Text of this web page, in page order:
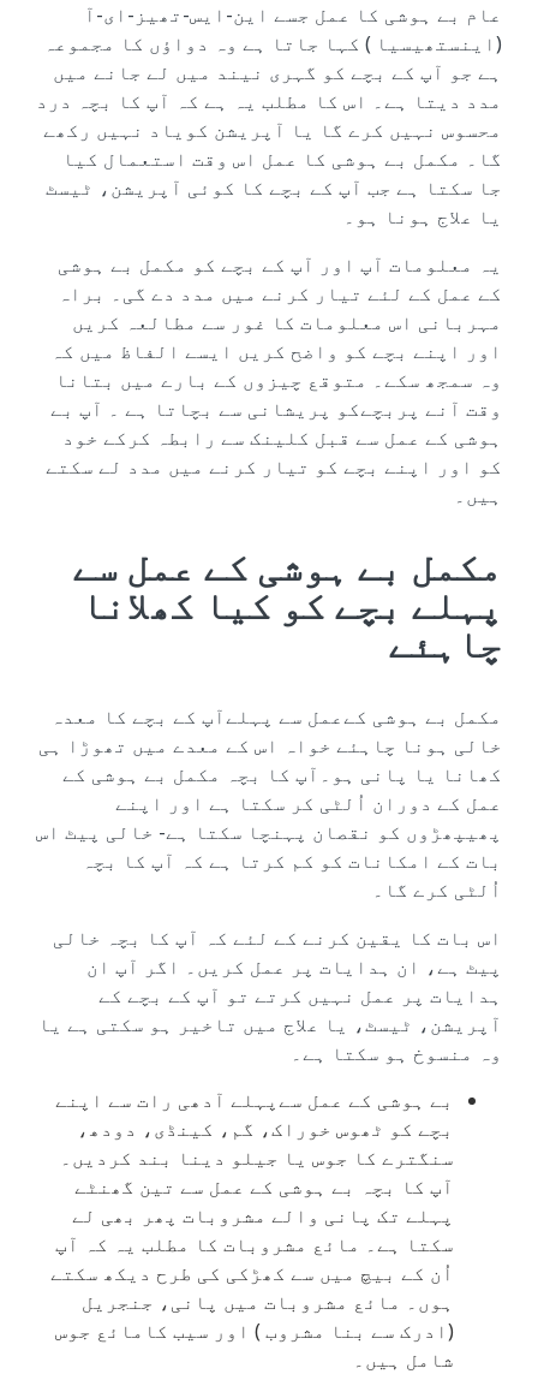
عام بے ہوشی کا عمل جسے این-ایس-تھیز-ای-آ
(اینستھیسیا ) کہا جاتا ہے وہ دواؤں کا مجموعہ
ہے جو آپ کے بچے کو گہری نیند میں لے جانے میں
مدد دیتا ہے۔ اس کا مطلب یہ ہے کہ آپ کا بچہ درد
محسوس نہیں کرے گا یا آپریشن کویاد نہیں رکھے
گا۔ مکمل بے ہوشی کا عمل اس وقت استعمال کیا
جا سکتا ہے جب آپ کے بچے کا کوئی آپریشن، ٹیسٹ
یا علاج ہونا ہو۔
یہ معلومات آپ اور آپ کے بچے کو مکمل بے ہوشی
کے عمل کے لئے تیار کرنے میں مدد دے گی۔ براہ
مہربانی اس معلومات کا غور سے مطالعہ کریں
اور اپنے بچے کو واضح کریں ایسے الفاظ میں کہ
وہ سمجھ سکے۔ متوقع چیزوں کے بارے میں بتانا
وقت آنے پربچےکو پریشانی سے بچاتا ہے ۔ آپ بے
ہوشی کے عمل سے قبل کلینک سے رابطہ کرکے خود
کو اور اپنے بچے کو تیار کرنے میں مدد لے سکتے
ہیں۔
مکمل بے ہوشی کے عمل سے
پہلے بچے کو کیا کھلانا
چاہئے
مکمل بے ہوشی کےعمل سے پہلےآپ کے بچے کا معدہ
خالی ہونا چاہئے خواہ اس کے معدے میں تھوڑا ہی
کھانا یا پانی ہو۔آپ کا بچہ مکمل بے ہوشی کے
عمل کے دوران اُلٹی کر سکتا ہے اور اپنے
پھیپھڑوں کو نقصان پہنچا سکتا ہے- خالی پیٹ اس
بات کے امکانات کو کم کرتا ہے کہ آپ کا بچہ
اُلٹی کرے گا۔
اس بات کا یقین کرنے کے لئے کہ آپ کا بچہ خالی
پیٹ ہے، ان ہدایات پر عمل کریں۔ اگر آپ ان
ہدایات پر عمل نہیں کرتے تو آپ کے بچے کے
آپریشن، ٹیسٹ، یا علاج میں تاخیر ہو سکتی ہے یا
وہ منسوخ ہو سکتا ہے۔
بے ہوشی کے عمل سےپہلے آدھی رات سے اپنے
بچے کو ٹھوس خوراک، گم، کینڈی، دودھ،
سنگترے کا جوس یا جیلو دینا بند کردیں۔
آپ کا بچہ بے ہوشی کے عمل سے تین گھنٹے
پہلے تک پانی والے مشروبات پھر بھی لے
سکتا ہے۔ مائع مشروبات کا مطلب یہ کہ آپ
اُن کے بیچ میں سے کھڑکی کی طرح دیکھ سکتے
ہوں۔ مائع مشروبات میں پانی، جنجریل
(ادرک سے بنا مشروب ) اور سیب کامائع جوس
شامل ہیں۔